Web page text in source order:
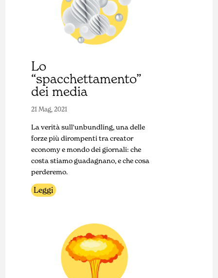
Lo
“spacchettamento”
dei media
21 Mag, 2021
La verità sull'unbundling, una delle
forze più dirompenti tra creator
economy e mondo dei giornali: che
costa stiamo guadagnano, e che cosa
perderemo.
Leggi